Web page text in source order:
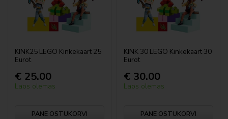
KINK25 LEGO Kinkekaart 25
Eurot
€ 25.00
Laos olemas
PANE OSTUKORVI
KINK 30 LEGO Kinkekaart 30
Eurot
€ 30.00
Laos olemas
PANE OSTUKORVI
Hooajad ja tähtpäevad
LEGO® Horizon Adventures™
Jurassic World™
LEGO® KPop Demon Hunters™